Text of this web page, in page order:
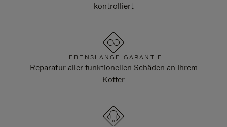
kontrolliert
LEBENSLANGE GARANTIE
Reparatur aller funktionellen Schäden an Ihrem
Koffer